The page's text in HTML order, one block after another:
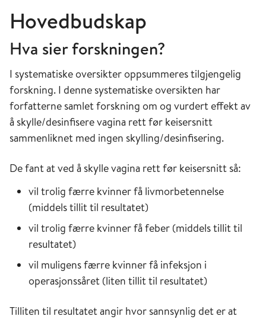
Hovedbudskap
Hva sier forskningen?
I systematiske oversikter oppsummeres tilgjengelig
forskning. I denne systematiske oversikten har
forfatterne samlet forskning om og vurdert effekt av
å skylle/desinfisere vagina rett før keisersnitt
sammenliknet med ingen skylling/desinfisering.
De fant at ved å skylle vagina rett før keisersnitt så:
vil trolig færre kvinner få livmorbetennelse
(middels tillit til resultatet)
vil trolig færre kvinner få feber (middels tillit til
resultatet)
vil muligens færre kvinner få infeksjon i
operasjonssåret (liten tillit til resultatet)
Tilliten til resultatet angir hvor sannsynlig det er at